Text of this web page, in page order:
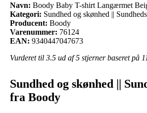
Navn: Boody Baby T-shirt Langærmet
Kategori: Sundhed og skønhed ||
Producent: Boody
Varenummer: 76124
EAN: 9340447047673
Vurderet til 3.5 ud af 5 stjerner baseret på
Sundhed og skønhed ||
fra Boody